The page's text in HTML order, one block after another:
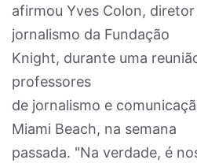
afirmou Yves Colon,
jornalismo da Fundação
Knight, durante uma
professores
de jornalismo e
Miami Beach, na semana
passada. "Na verdade, é